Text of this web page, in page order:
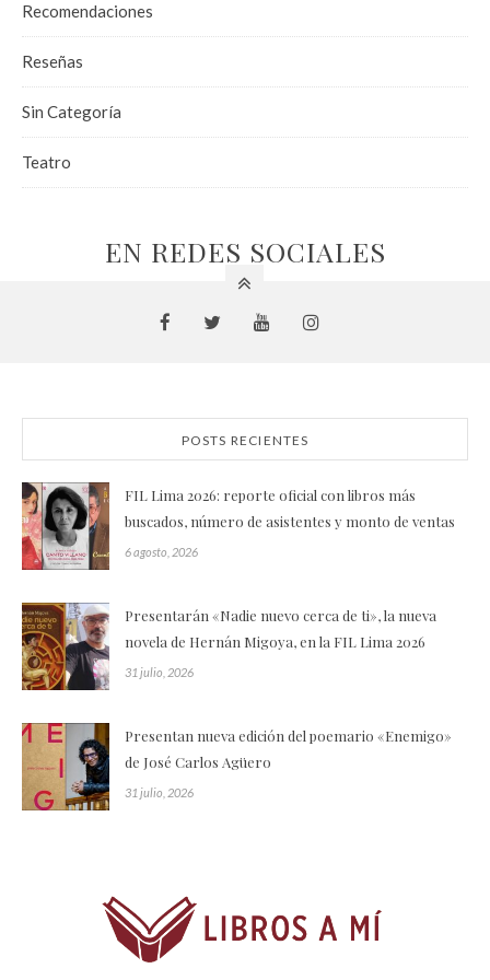
Recomendaciones
Reseñas
Sin Categoría
Teatro
EN REDES SOCIALES
POSTS RECIENTES
FIL Lima 2026: reporte oficial con libros más
buscados, número de asistentes y monto de ventas
6 agosto, 2026
Presentarán «Nadie nuevo cerca de ti», la nueva
novela de Hernán Migoya, en la FIL Lima 2026
31 julio, 2026
Presentan nueva edición del poemario «Enemigo»
de José Carlos Agüero
31 julio, 2026